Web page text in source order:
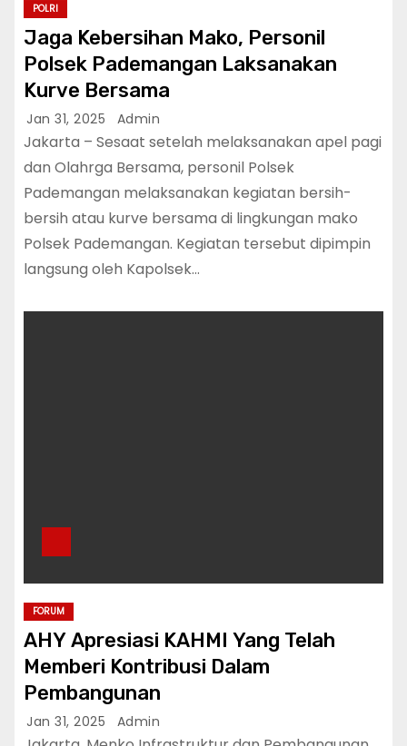
POLRI
Jaga Kebersihan Mako, Personil
Polsek Pademangan Laksanakan
Kurve Bersama
Jan 31, 2025 Admin
Jakarta – Sesaat setelah melaksanakan apel pagi
dan Olahrga Bersama, personil Polsek
Pademangan melaksanakan kegiatan bersih-
bersih atau kurve bersama di lingkungan mako
Polsek Pademangan. Kegiatan tersebut dipimpin
langsung oleh Kapolsek…
FORUM
AHY Apresiasi KAHMI Yang Telah
Memberi Kontribusi Dalam
Pembangunan
Jan 31, 2025 Admin